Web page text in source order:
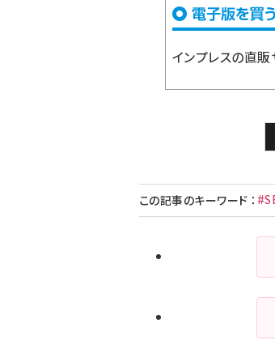
インプレスの直販
この記事のキーワード ：